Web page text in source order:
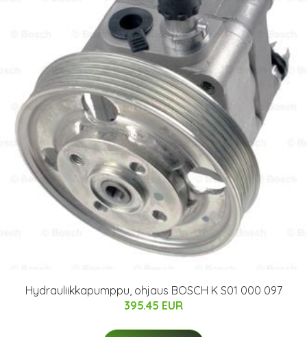
Hydrauliikkapumppu, ohjaus BOSCH K S01 000 097
395.45 EUR